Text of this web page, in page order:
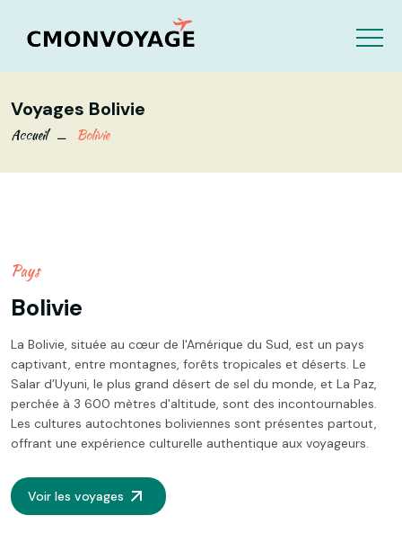
Voyages Bolivie
Accueil Bolivie
Pays
Bolivie
La Bolivie, située au cœur de l'Amérique du Sud, est un pays
captivant, entre montagnes, forêts tropicales et déserts. Le
Salar d’Uyuni, le plus grand désert de sel du monde, et La Paz,
perchée à 3 600 mètres d'altitude, sont des incontournables.
Les cultures autochtones boliviennes sont présentes partout,
offrant une expérience culturelle authentique aux voyageurs.
Voir les voyages